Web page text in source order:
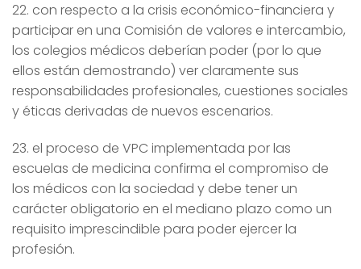
22. con respecto a la crisis económico-financiera y
participar en una Comisión de valores e intercambio,
los colegios médicos deberían poder (por lo que
ellos están demostrando) ver claramente sus
responsabilidades profesionales, cuestiones sociales
y éticas derivadas de nuevos escenarios.
23. el proceso de VPC implementada por las
escuelas de medicina confirma el compromiso de
los médicos con la sociedad y debe tener un
carácter obligatorio en el mediano plazo como un
requisito imprescindible para poder ejercer la
profesión.